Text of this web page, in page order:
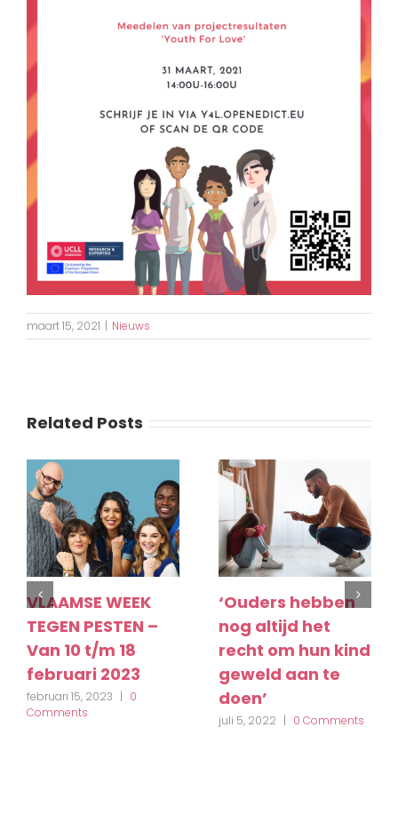
maart 15, 2021 | Nieuws
Related Posts
VLAAMSE WEEK
TEGEN PESTEN –
Van 10 t/m 18
februari 2023
februari 15, 2023 | 0
Comments
‘Ouders hebben
nog altijd het
recht om hun kind
geweld aan te
doen’
juli 5, 2022 | 0 Comments